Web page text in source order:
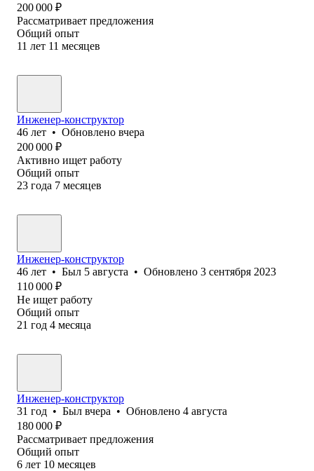
200 000 ₽
Рассматривает предложения
Общий опыт
11 лет 11 месяцев
Инженер-конструктор
46 лет • Обновлено вчера
200 000 ₽
Активно ищет работу
Общий опыт
23 года 7 месяцев
Инженер-конструктор
46 лет • Был 5 августа • Обновлено 3 сентября 2023
110 000 ₽
Не ищет работу
Общий опыт
21 год 4 месяца
Инженер-конструктор
31 год • Был вчера • Обновлено 4 августа
180 000 ₽
Рассматривает предложения
Общий опыт
6 лет 10 месяцев